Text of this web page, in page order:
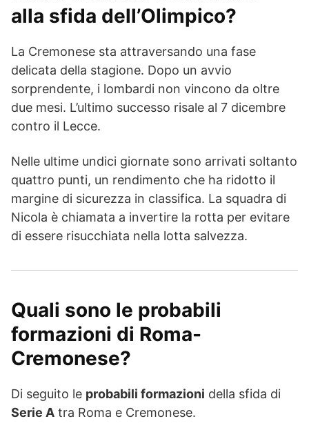
alla sfida dell’Olimpico?
La Cremonese sta attraversando una fase
delicata della stagione. Dopo un avvio
sorprendente, i lombardi non vincono da oltre
due mesi. L’ultimo successo risale al 7 dicembre
contro il Lecce.
Nelle ultime undici giornate sono arrivati soltanto
quattro punti, un rendimento che ha ridotto il
margine di sicurezza in classifica. La squadra di
Nicola è chiamata a invertire la rotta per evitare
di essere risucchiata nella lotta salvezza.
Quali sono le probabili
formazioni di Roma-
Cremonese?
Di seguito le probabili formazioni della sfida di
Serie A tra Roma e Cremonese.